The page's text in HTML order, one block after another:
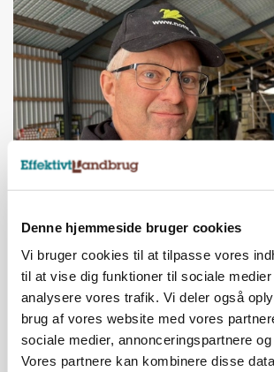
Denne hjemmeside bruger cookies
Vi bruger cookies til at tilpasse vores
til at vise dig funktioner til sociale
analysere vores trafik. Vi deler også
brug af vores website med vores
sociale medier, annonceringspartnere
Vores partnere kan kombinere disse
»Nu stopper I«: Landbrugsdebattør
protestgruppe vil demonstrere
gødskningslov
Annonce